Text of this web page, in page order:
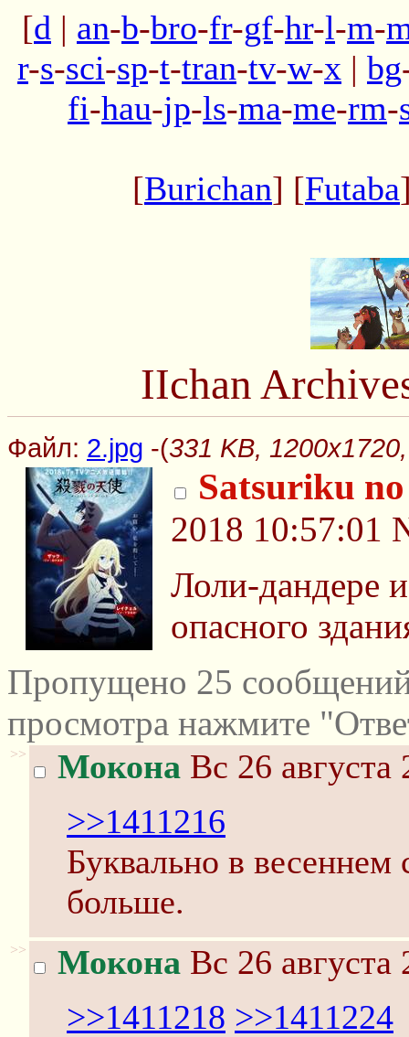
[d | an-b-bro-fr-gf-hr-l-m-
r-s-sci-sp-t-tran-tv-w-x | bg
fi-hau-jp-ls-ma-me-rm-
[Burichan] [Futaba
IIchan
Файл: 2.jpg -(331 KB,
Satsuriku
2018 10:57:01
Лоли-дандере
опасного
Пропущено 25
просмотра нажмите
>> Мокона Вс 26
>>1411216
Буквально в весеннем
больше.
>> Мокона Вс 26
>>1411218 >>1411224